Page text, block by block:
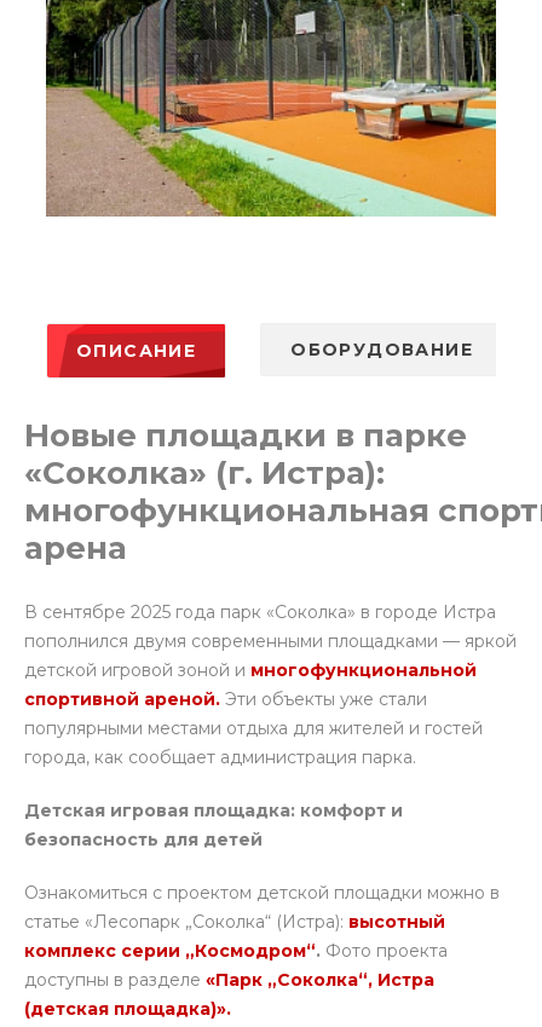
ОПИСАНИЕ ОБОРУДОВАНИЕ
Новые площадки в парке
«Соколка» (г. Истра):
многофункциональная
арена
В сентябре 2025 года парк «Соколка» в городе Истра
пополнился двумя современными площадками — яркой
детской игровой зоной и многофункциональной
спортивной ареной. Эти объекты уже стали
популярными местами отдыха для жителей и гостей
города, как сообщает администрация парка.
Детская игровая площадка: комфорт и
безопасность для детей
Ознакомиться с проектом детской площадки можно в
статье «Лесопарк „Соколка“ (Истра): высотный
комплекс серии „Космодром“. Фото проекта
доступны в разделе «Парк „Соколка“, Истра
(детская площадка)».